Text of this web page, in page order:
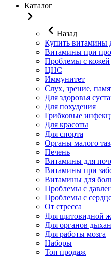
Каталог
Назад
Купить витамины
Витамины при
Проблемы с кожей
ЦНС
Иммунитет
Слух, зрение,
Для здоровья
Для похудения
Грибковые
Для красоты
Для спорта
Органы малого
Печень
Витамины для
Витамины при
Витамины для
Проблемы с
Проблемы с
От стресса
Для щитовидной
Для органов
Для работы мозга
Наборы
Топ продаж